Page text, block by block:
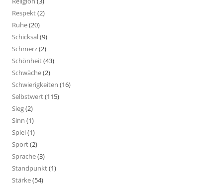
Respekt(2)
Ruhe(20)
Schicksal(9)
Schmerz(2)
Schönheit(43)
Schwäche(2)
Schwierigkeiten (16)
Selbstwert(115)
Sieg(2)
Sinn (1)
Spiel(1)
Sport(2)
Sprache(3)
Standpunkt(1)
Stärke(54)